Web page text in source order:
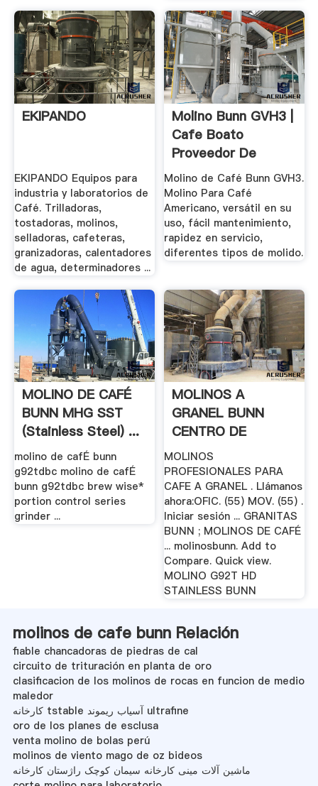
EKIPANDO
EKIPANDO Equipos para
industria y laboratorios de
Café. Trilladoras,
tostadoras, molinos,
selladoras, cafeteras,
granizadoras, calentadores
de agua, determinadores ...
Molino Bunn GVH3 |
Cafe Boato
Proveedor De
Cafeterias
Molino de Café Bunn GVH3.
Molino Para Café
Americano, versátil en su
uso, fácil mantenimiento,
rapidez en servicio,
diferentes tipos de molido.
MOLINO DE CAFÉ
BUNN MHG SST
(Stainless Steel) ...
molino de cafÉ bunn
g92tdbc molino de cafÉ
bunn g92tdbc brew wise*
portion control series
grinder ...
MOLINOS A
GRANEL BUNN
CENTRO DE
SERVICIO Y VENTA
DE ...
MOLINOS
PROFESIONALES PARA
CAFE A GRANEL . Llámanos
ahora:OFIC. (55) MOV. (55) .
Iniciar sesión ... GRANITAS
BUNN ; MOLINOS DE CAFÉ
... molinosbunn. Add to
Compare. Quick view.
MOLINO G92T HD
STAINLESS BUNN
molinos de cafe bunn Relación
fiable chancadoras de piedras de cal
circuito de trituración en planta de oro
clasificacion de los molinos de rocas en funcion de medio
maledor
کارخانه tstable آسیاب ریموند ultrafine
oro de los planes de esclusa
venta molino de bolas perú
molinos de viento mago de oz bideos
ماشین آلات مینی کارخانه سیمان کوچک راژستان کارخانه